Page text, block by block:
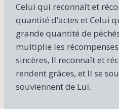
Celui qui reconnaît et
quantité d’actes et Celui
grande quantité de
multiplie les
sincères, Il reconnaît et
rendent grâces, et Il se
souviennent de Lui.